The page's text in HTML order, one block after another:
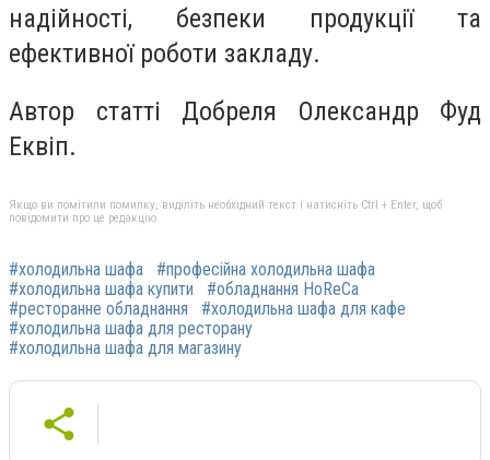
надійності, безпеки продукції та
ефективної роботи закладу.
Автор статті Добреля Олександр Фуд
Еквіп.
Якщо ви помітили помилку, виділіть необхідний текст і натисніть Ctrl + Enter, щоб
повідомити про це редакцію
#холодильна шафа
#професійна холодильна шафа
#холодильна шафа купити
#обладнання HoReCa
#ресторанне обладнання
#холодильна шафа для кафе
#холодильна шафа для ресторану
#холодильна шафа для магазину